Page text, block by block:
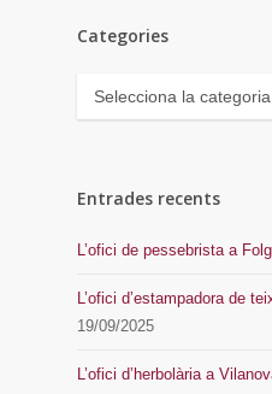
Categories
Categories
Entrades recents
L’ofici de pessebrista a
L’ofici d’estampadora de
19/09/2025
L’ofici d’herbolària a